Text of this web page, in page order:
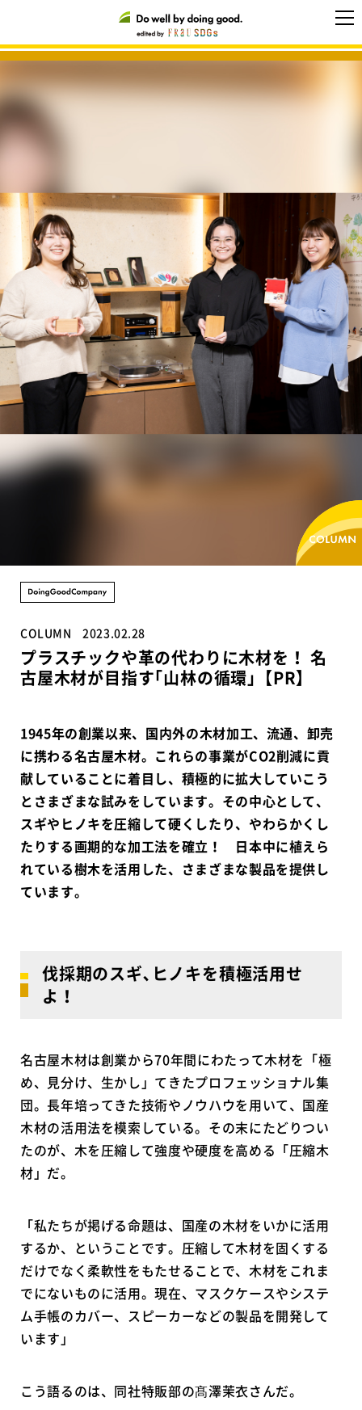
COLUMN 2023.02.28
プラスチックや革の代わりに木材を！ 名
古屋木材が目指す｢山林の循環｣【PR】
1945年の創業以来、国内外の木材加工、流通、卸売
に携わる名古屋木材。これらの事業がCO2削減に貢
献していることに着目し、積極的に拡大していこう
とさまざまな試みをしています。その中心として、
スギやヒノキを圧縮して硬くしたり、やわらかくし
たりする画期的な加工法を確立！ 日本中に植えら
れている樹木を活用した、さまざまな製品を提供し
ています。
伐採期のスギ､ヒノキを積極活用せ
よ！
名古屋木材は創業から70年間にわたって木材を「極
め、見分け、生かし」てきたプロフェッショナル集
団。長年培ってきた技術やノウハウを用いて、国産
木材の活用法を模索している。その末にたどりつい
たのが、木を圧縮して強度や硬度を高める「圧縮木
材」だ。
「私たちが掲げる命題は、国産の木材をいかに活用
するか、ということです。圧縮して木材を固くする
だけでなく柔軟性をもたせることで、木材をこれま
でにないものに活用。現在、マスクケースやシステ
ム手帳のカバー、スピーカーなどの製品を開発して
います」
こう語るのは、同社特販部の髙澤茉衣さんだ。